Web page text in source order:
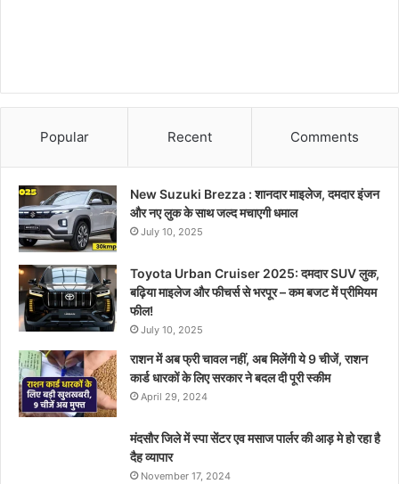
Popular Recent Comments
New Suzuki Brezza : शानदार माइलेज, दमदार इंजन
और नए लुक के साथ जल्द मचाएगी धमाल
July 10, 2025
Toyota Urban Cruiser 2025: दमदार SUV लुक,
बढ़िया माइलेज और फीचर्स से भरपूर – कम बजट में प्रीमियम
फील!
July 10, 2025
राशन में अब फ्री चावल नहीं, अब मिलेंगी ये 9 चीजें, राशन
कार्ड धारकों के लिए सरकार ने बदल दी पूरी स्कीम
April 29, 2024
मंदसौर जिले में स्पा सेंटर एव मसाज पार्लर की आड़ मे हो रहा है
दैह व्यापार
November 17, 2024